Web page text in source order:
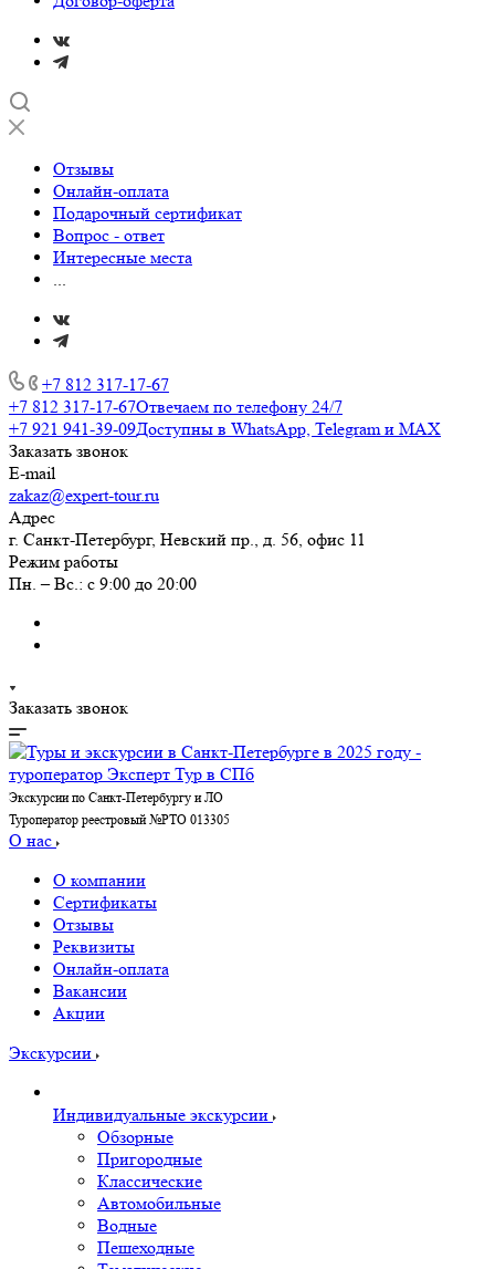
Отзывы
Онлайн-оплата
Подарочный сертификат
Вопрос - ответ
Интересные места
...
+7 812 317-17-67
+7 812 317-17-67Отвечаем по телефону 24/7
+7 921 941-39-09Доступны в WhatsApp, Telegram и MAX
Заказать звонок
E-mail
zakaz@expert-tour.ru
Адрес
г. Санкт-Петербург, Невский пр., д. 56, офис 11
Режим работы
Пн. – Вс.: с 9:00 до 20:00
Заказать звонок
Экскурсии по Санкт-Петербургу и ЛО
Туроператор реестровый №РТО 013305
О нас
О компании
Сертификаты
Отзывы
Реквизиты
Онлайн-оплата
Вакансии
Акции
Экскурсии
Индивидуальные экскурсии
Обзорные
Пригородные
Классические
Автомобильные
Водные
Пешеходные